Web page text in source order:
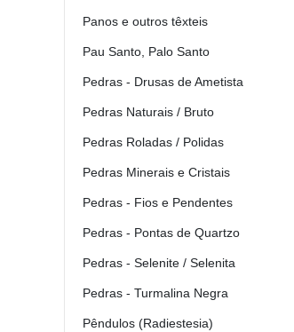
Panos e outros têxteis
Pau Santo, Palo Santo
Pedras - Drusas de Ametista
Pedras Naturais / Bruto
Pedras Roladas / Polidas
Pedras Minerais e Cristais
Pedras - Fios e Pendentes
Pedras - Pontas de Quartzo
Pedras - Selenite / Selenita
Pedras - Turmalina Negra
Pêndulos (Radiestesia)